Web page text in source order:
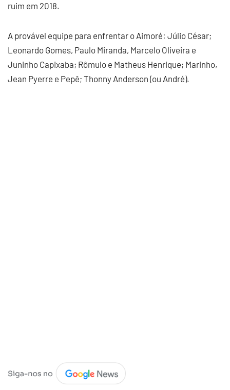
ruim em 2018.
A provável equipe para enfrentar o Aimoré: Júlio César;
Leonardo Gomes, Paulo Miranda, Marcelo Oliveira e
Juninho Capixaba; Rômulo e Matheus Henrique; Marinho,
Jean Pyerre e Pepê; Thonny Anderson (ou André).